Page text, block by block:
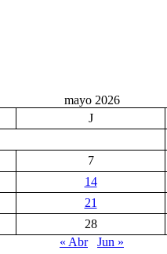
mayo 2026
J
7
14
21
28
« Abr
Jun »